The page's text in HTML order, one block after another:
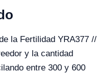
la Fertilidad YRA377 //
y la cantidad
entre 300 y 600